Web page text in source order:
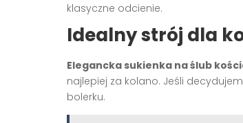
klasyczne odcienie.
Idealny strój dla
Elegancka sukienka na ślub
najlepiej za kolano. Jeśli
bolerku.